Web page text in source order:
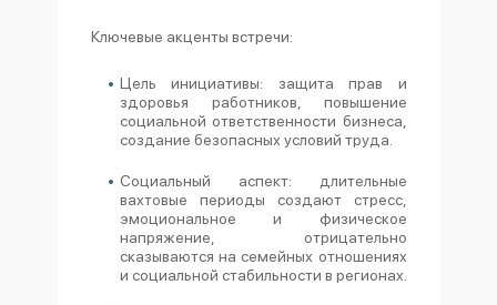
Ключевые акценты встречи:
Цель инициативы: защита прав и
здоровья работников, повышение
социальной ответственности бизнеса,
создание безопасных условий труда.
Социальный аспект: длительные
вахтовые периоды создают стресс,
эмоциональное и физическое
напряжение, отрицательно
сказываются на семейных отношениях
и социальной стабильности в регионах.